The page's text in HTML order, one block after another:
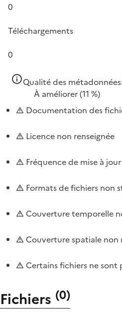
0
Téléchargements
0
Qualité des métadonnées:
À améliorer(11 %)
Documentation des
Licence non renseignée
Fréquence de mise à
Formats de fichiers non
Couverture temporelle
Couverture spatiale non
Certains fichiers ne sont
Fichiers (0)